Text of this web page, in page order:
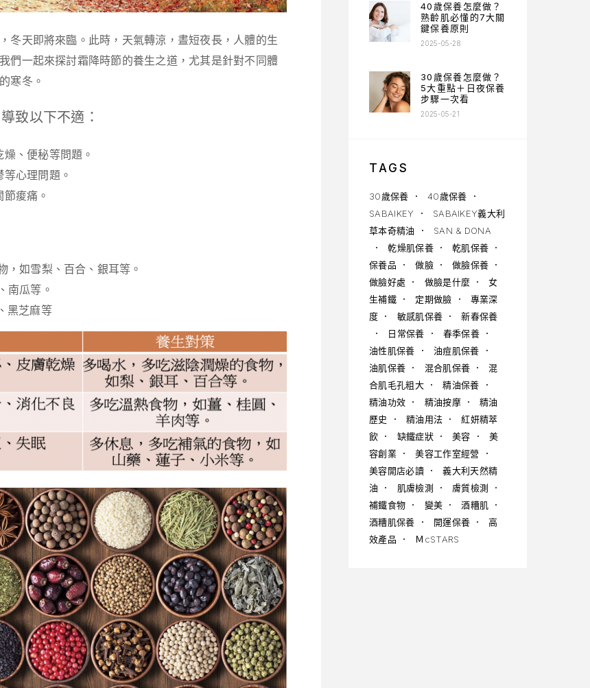
冬天即將來臨。此時，天氣轉涼，晝短夜長，人體的生
們一起來探討霜降時節的養生之道，尤其是針對不同體
寒冬。
致以下不適：
、便秘等問題。
心理問題。
痠痛。
，如雪梨、百合、銀耳等。
南瓜等。
黑芝麻等
40歲保養怎麼做？
熟齡肌必懂的7大關
鍵保養原則
2025-05-28
30歲保養怎麼做？
5大重點＋日夜保養
步驟一次看
2025-05-21
TAGS
30歲保養
40歲保養
SABAIKEY
SABAIKEY義大利
草本奇精油
SAN & DONA
乾燥肌保養
乾肌保養
保養品
做臉
做臉保養
做臉好處
做臉是什麼
女
生補鐵
定期做臉
專業深
度
敏感肌保養
新春保養
日常保養
春季保養
油性肌保養
油痘肌保養
油肌保養
混合肌保養
混
合肌毛孔粗大
精油保養
精油功效
精油按摩
精油
歷史
精油用法
紅妍精萃
飲
缺鐵症狀 美容
美
容創業
美容工作室經營
美容開店必讀
義大利天然精
油
肌膚檢測
膚質檢測
補鐵食物
變美
酒糟肌
酒糟肌保養
開運保養
高
效產品
ＭcSTARS